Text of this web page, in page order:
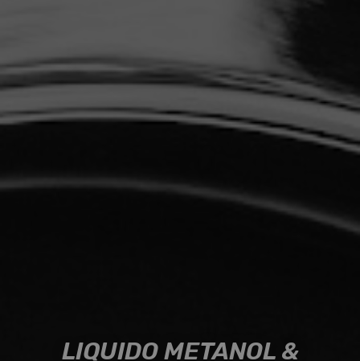
LIQUIDO METANOL &
LIQUIDO METANOL &